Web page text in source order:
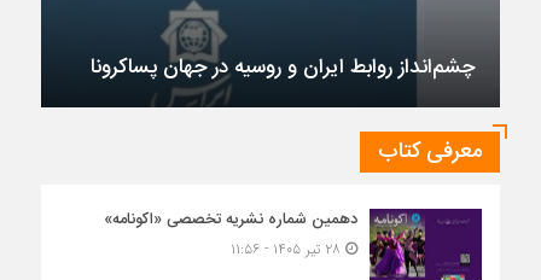
چشم‌انداز روابط ایران و روسیه در جهان پساکرونا
معرفی کتاب
دهمین شماره نشریه تخصصی «اکونامه»